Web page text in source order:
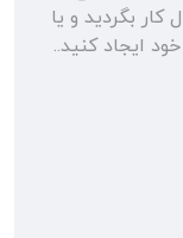
بگردید و یا
ایجاد کنید..